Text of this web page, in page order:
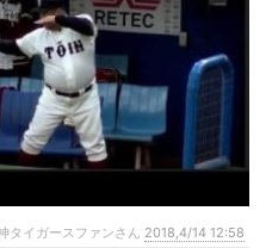
タイガースファンさん 2018,4/14 12:58